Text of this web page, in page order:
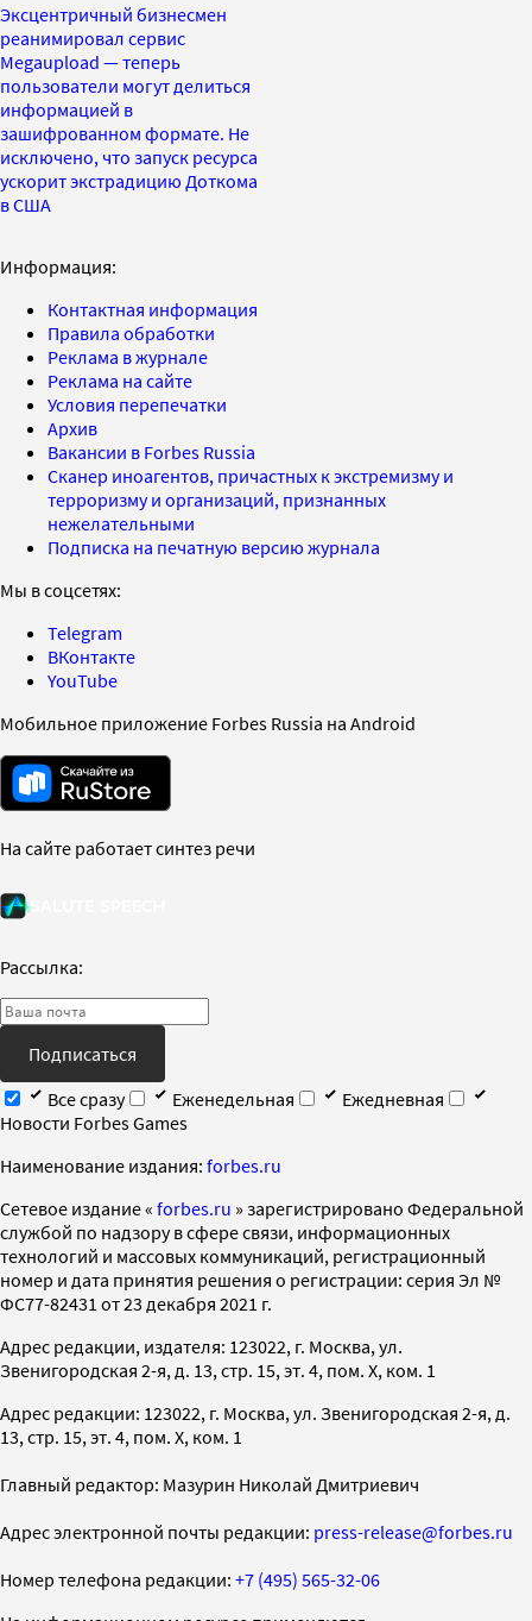
Эксцентричный бизнесмен
реанимировал сервис
Megaupload — теперь
пользователи могут делиться
информацией в
зашифрованном формате. Не
исключено, что запуск ресурса
ускорит экстрадицию Доткома
в США
Информация:
Контактная информация
Правила обработки
Реклама в журнале
Реклама на сайте
Условия перепечатки
Архив
Вакансии в Forbes Russia
Сканер иноагентов, причастных к экстремизму и
терроризму и организаций, признанных
нежелательными
Подписка на печатную версию журнала
Мы в соцсетях:
Telegram
ВКонтакте
YouTube
Мобильное приложение Forbes Russia на Android
На сайте работает синтез речи
Рассылка:
Подписаться
Все сразу
Еженедельная
Ежедневная
Новости Forbes Games
Наименование издания: forbes.ru
Cетевое издание « forbes.ru » зарегистрировано Федеральной
службой по надзору в сфере связи, информационных
технологий и массовых коммуникаций, регистрационный
номер и дата принятия решения о регистрации: серия Эл №
ФС77-82431 от 23 декабря 2021 г.
Адрес редакции, издателя: 123022, г. Москва, ул.
Звенигородская 2-я, д. 13, стр. 15, эт. 4, пом. X, ком. 1
Адрес редакции: 123022, г. Москва, ул. Звенигородская 2-я, д.
13, стр. 15, эт. 4, пом. X, ком. 1
Главный редактор: Мазурин Николай Дмитриевич
Адрес электронной почты редакции: press-release@forbes.ru
Номер телефона редакции: +7 (495) 565-32-06